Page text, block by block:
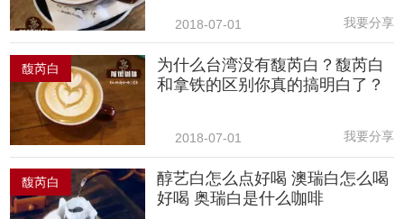
2018-07-01 我要分享
馥芮白
为什么台湾没有馥芮白？馥芮白
和拿铁的区别你真的搞明白了？
2018-07-01 我要分享
馥芮白
醇艺白怎么点好喝 澳瑞白怎么喝
好喝 奥瑞白是什么咖啡